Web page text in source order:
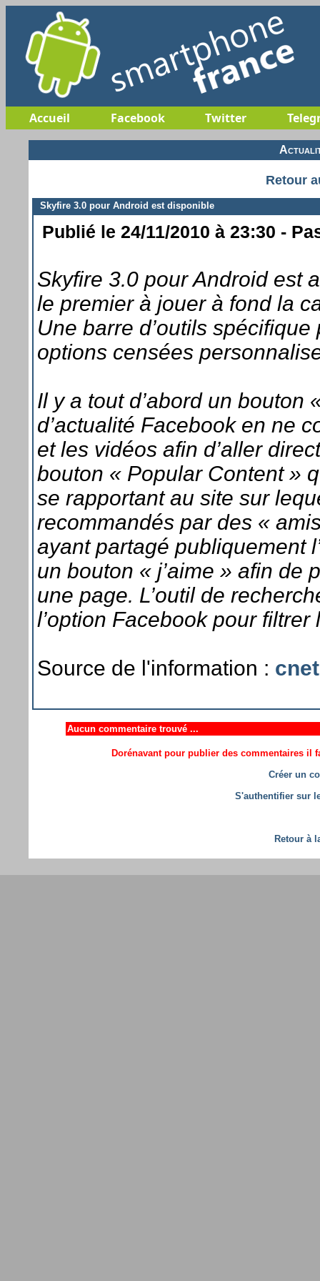
Accueil Facebook Twitter
Retour
Skyfire 3.0 pour Android est disponible
Publié le 24/11/2010 à 23:30 -
Skyfire 3.0 pour Android est
le premier à jouer à fond la
Une barre d’outils
options censées
Il y a tout d’abord un bouton
d’actualité Facebook en ne
et les vidéos afin d’aller
bouton « Popular Content »
se rapportant au site sur
recommandés par des «
ayant partagé publiquement
un bouton « j’aime » afin de
une page. L’outil de
l’option Facebook pour filtrer
Source de l'information :
Aucun commentaire trouvé ...
Dorénavant pour publier des commentaires il
Créer un
S'authentifier sur
Retour à